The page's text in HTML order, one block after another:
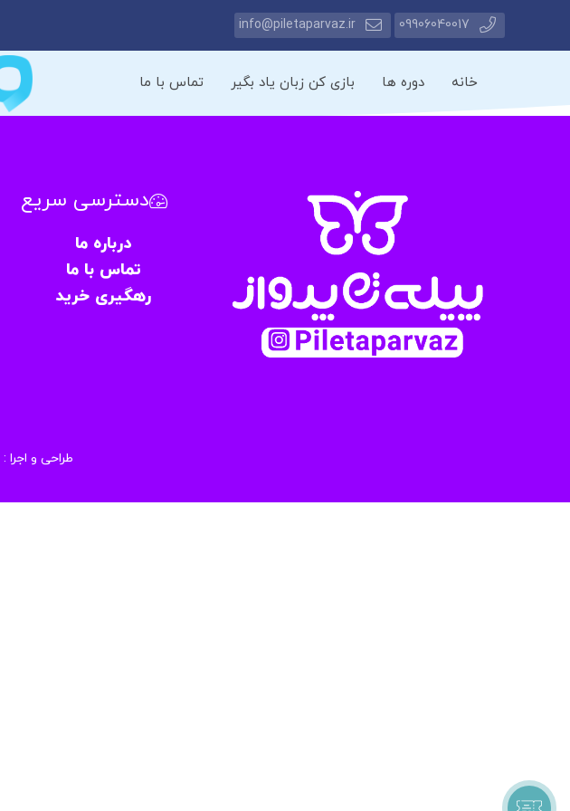
09906040017
info@piletaparvaz.ir
خانه دوره ها بازی کن زبان یاد بگیر تماس با ما
دسترسی سریع
درباره ما
تماس با ما
رهگیری خرید
طراحی و اجرا :